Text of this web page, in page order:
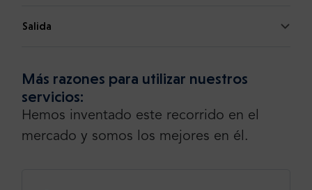
Viaje perfectamente organizado de principio a fin.
Altamente recomendado.
Traducido · Ver original
Salida
Más razones para utilizar nuestros
servicios:
Hemos inventado este recorrido en el
mercado y somos los mejores en él.